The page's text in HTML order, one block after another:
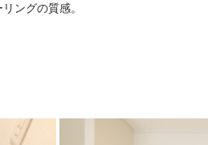
ングの質感。